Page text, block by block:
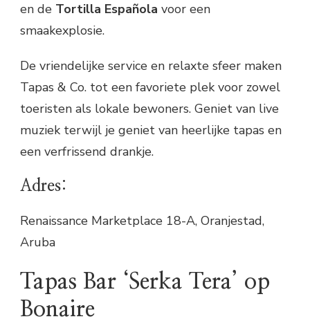
en de Tortilla Española voor een
smaakexplosie.
De vriendelijke service en relaxte sfeer maken
Tapas & Co. tot een favoriete plek voor zowel
toeristen als lokale bewoners. Geniet van live
muziek terwijl je geniet van heerlijke tapas en
een verfrissend drankje.
Adres:
Renaissance Marketplace 18-A, Oranjestad,
Aruba
Tapas Bar ‘Serka Tera’ op
Bonaire